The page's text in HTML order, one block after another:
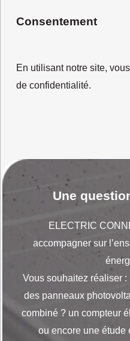
Consentement
En utilisant notre site,
de confidentialité.
Une
ELECTRIC
accompagner sur
Vous souhaitez réaliser
des panneaux
combiné ? un compteur
ou encore une étude